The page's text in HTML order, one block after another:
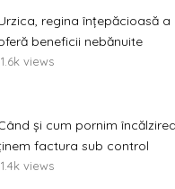
regina înțepăcioasă
beneficii nebănuite
views
și cum pornim
factura sub control
views